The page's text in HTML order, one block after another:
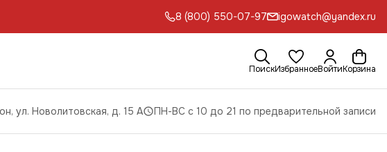
8 (800) 550-07-97 igowatch@yandex.ru
ПоискИзбранноеВойтиКорзина
ул. Новолитовская, д. 15 А ПН-ВС с 10 до 21 по предварительной записи